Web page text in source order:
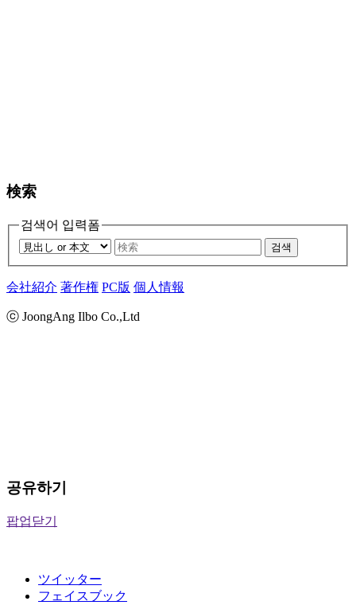
検索
검색어 입력폼
검색
会社紹介 著作権 PC版 個人情報
ⓒ JoongAng Ilbo Co.,Ltd
공유하기
팝업닫기
ツイッター
フェイスブック